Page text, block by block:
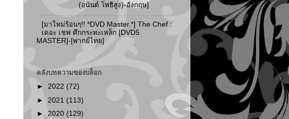
(อนันต์ โพธิสูง)-อังกฤษ]
[มาใหม่ร้อนๆ!! *DVD Master.*] The Chef :
เดอะ เชฟ ศึกกระทะเหล็ก [DVD5
MASTER]-[พากย์ไทย]
คลังบทความของบล็อก
► 2022 (72)
► 2021 (113)
► 2020 (129)